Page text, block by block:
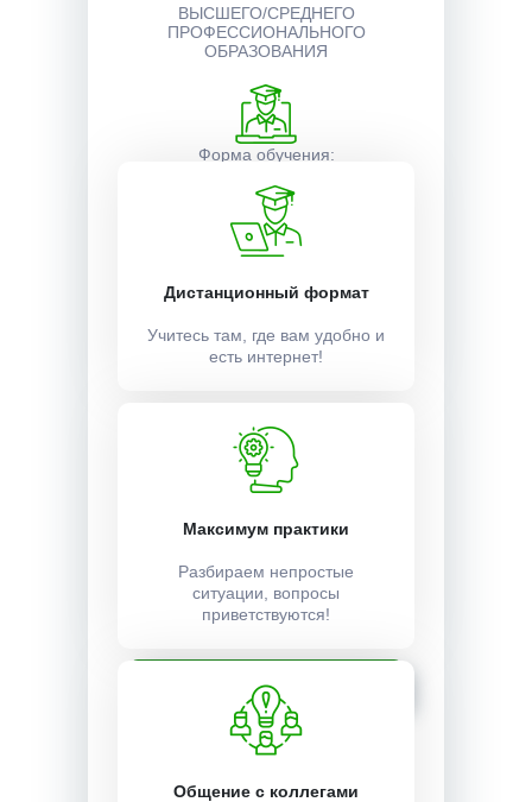
ВЫСШЕГО/СРЕДНЕГО
ПРОФЕССИОНАЛЬНОГО
ОБРАЗОВАНИЯ
Форма обучения:
Заочная, дистанционная
Время обучения в часах:
Время обучения в часах:
1 неделя
Учебный план:
Получить
Стоимость:
3000 ₽
Записаться
Дистанционный формат
Учитесь там, где вам удобно и
есть интернет!
Максимум практики
Разбираем непростые
ситуации, вопросы
приветствуются!
Общение с коллегами